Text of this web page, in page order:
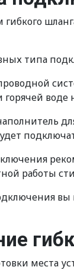
типа
горячей
работы
места